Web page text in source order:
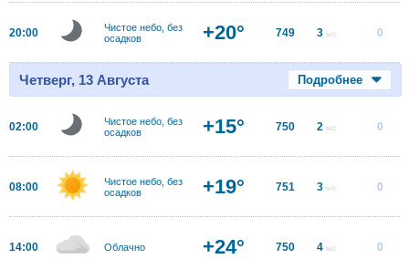
20:00
Чистое небо, без
осадков
+20° 749 3 м/с 0
Четверг, 13 Августа Подробнее
02:00
Чистое небо, без
осадков
+15° 750 2 м/с 0
08:00
Чистое небо, без
осадков
+19° 751 3 м/с 0
14:00 Облачно +24° 750 4 м/с 0